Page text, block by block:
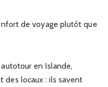
de voyage plutôt que
en Islande,
des locaux : ils savent